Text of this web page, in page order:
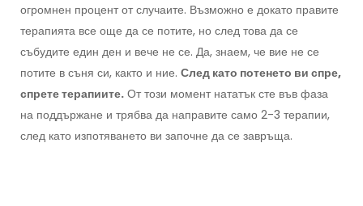
огромнен процент от случаите. Възможно е докато правите
терапията все още да се потите, но след това да се
събудите един ден и вече не се. Да, знаем, че вие не се
потите в съня си, както и ние. След като потенето ви спре,
спрете терапиите. От този момент нататък сте във фаза
на поддържане и трябва да направите само 2-3 терапии,
след като изпотяването ви започне да се завръща.